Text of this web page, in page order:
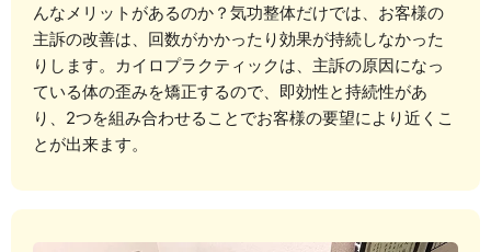
んなメリットがあるのか？気功整体だけでは、お客様の
主訴の改善は、回数がかかったり効果が持続しなかった
りします。カイロプラクティックは、主訴の原因になっ
ている体の歪みを矯正するので、即効性と持続性があ
り、2つを組み合わせることでお客様の要望により近くこ
とが出来ます。